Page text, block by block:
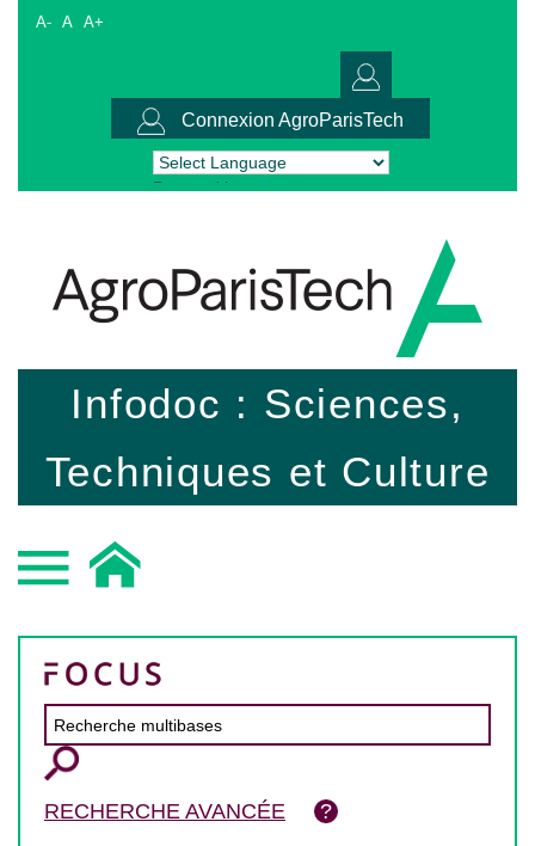
A- A A+
Connexion AgroParisTech
Powered by Translate
Infodoc : Sciences,
Techniques et Culture
RECHERCHE AVANCÉE